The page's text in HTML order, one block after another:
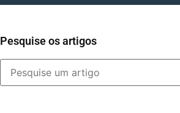
Pesquise os artigos